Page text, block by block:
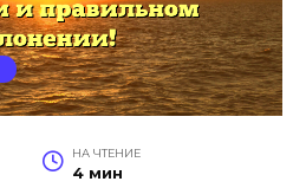
НА ЧТЕНИЕ
4 мин